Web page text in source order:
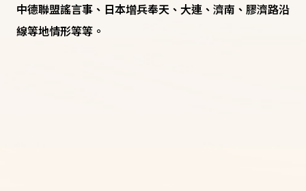
中德聯盟謠言事、日本增兵奉天、大連、濟南、膠濟路沿
線等地情形等等。